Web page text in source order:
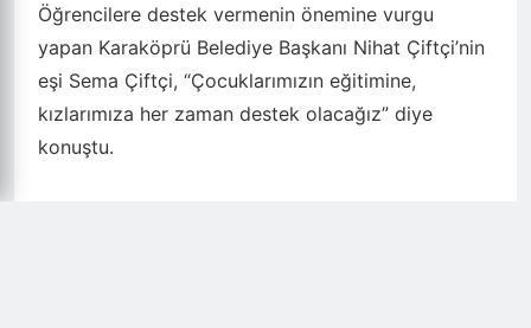
Öğrencilere destek vermenin önemine vurgu
yapan Karaköprü Belediye Başkanı Nihat Çiftçi’nin
eşi Sema Çiftçi, “Çocuklarımızın eğitimine,
kızlarımıza her zaman destek olacağız” diye
konuştu.